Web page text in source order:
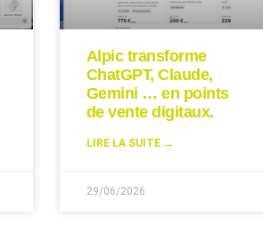
Alpic transforme
ChatGPT, Claude,
Gemini … en points
de vente digitaux.
LIRE LA SUITE →
29/06/2026